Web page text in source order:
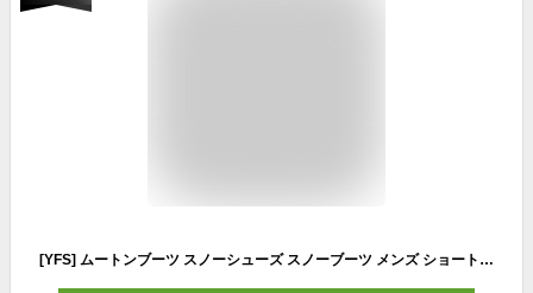
[YFS] ムートンブーツ スノーシューズ スノーブーツ メンズ ショート/ロングブーツ 防水 防滑 防寒 暖かい 軽量 ふわふわ 裏ボア付き 雪靴 滑らない 长靴 通学 通勤 散歩 冬用 北海道 大きいサイズ 27cm－29cm (チェスナット、ロング, 27.0 cm)